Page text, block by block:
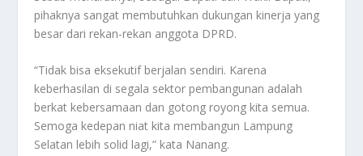
pihaknya sangat membutuhkan dukungan kinerja yang
besar dari rekan-rekan anggota DPRD.
“Tidak bisa eksekutif berjalan sendiri. Karena
keberhasilan di segala sektor pembangunan adalah
berkat kebersamaan dan gotong royong kita semua.
Semoga kedepan niat kita membangun Lampung
Selatan lebih solid lagi,” kata Nanang.